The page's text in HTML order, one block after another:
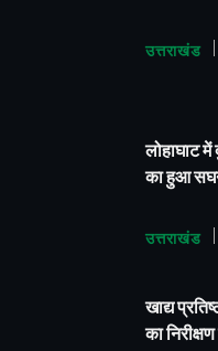
उत्तराखंड
लोहाघाट
का हुआ
उत्तराखंड
खाद्य
का